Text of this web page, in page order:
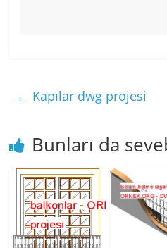
← Kapılar dwg projesi
Bunları da